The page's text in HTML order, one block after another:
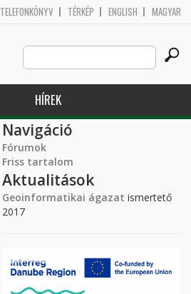
TELEFONKÖNYV TÉRKÉP ENGLISH MAGYAR
Search
this
site
HÍREK
Navigáció
Fórumok
Friss tartalom
Aktualitások
Geoinformatikai ágazat ismertető
2017